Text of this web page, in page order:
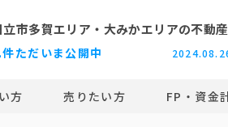
立市多賀エリア・大みかエリアの不動
件ただいま公開中
方 売りたい方 FP・資金